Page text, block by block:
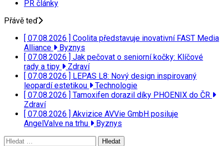
PR články
Přávě teď
[ 07.08.2026 ] Coolita představuje inovativní FAST Media
Alliance
Byznys
[ 07.08.2026 ] Jak pečovat o seniorní kočky: Klíčové
rady a tipy
Zdraví
[ 07.08.2026 ] LEPAS L8: Nový design inspirovaný
leopardí estetikou
Technologie
[ 07.08.2026 ] Tamoxifen dorazil díky PHOENIX do ČR
Zdraví
[ 07.08.2026 ] Akvizice AVVie GmbH posiluje
AngelValve na trhu
Byznys
Vyhledávání